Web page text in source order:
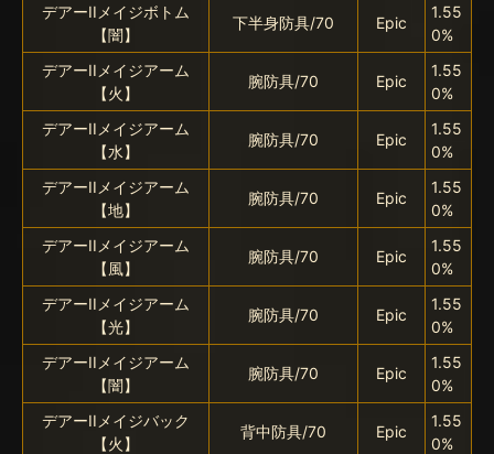
デアーIIメイジボトム
【闇】
下半身防具/70 Epic
1.55
0%
デアーIIメイジアーム
【火】
腕防具/70 Epic
1.55
0%
デアーIIメイジアーム
【水】
腕防具/70 Epic
1.55
0%
デアーIIメイジアーム
【地】
腕防具/70 Epic
1.55
0%
デアーIIメイジアーム
【風】
腕防具/70 Epic
1.55
0%
デアーIIメイジアーム
【光】
腕防具/70 Epic
1.55
0%
デアーIIメイジアーム
【闇】
腕防具/70 Epic
1.55
0%
デアーIIメイジバック
【火】
背中防具/70 Epic
1.55
0%